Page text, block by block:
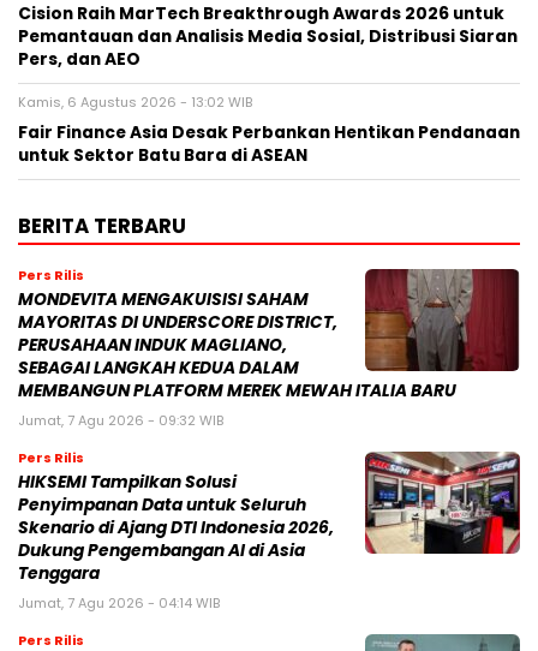
Cision Raih MarTech Breakthrough Awards 2026 untuk
Pemantauan dan Analisis Media Sosial, Distribusi Siaran
Pers, dan AEO
Kamis, 6 Agustus 2026 - 13:02 WIB
Fair Finance Asia Desak Perbankan Hentikan Pendanaan
untuk Sektor Batu Bara di ASEAN
BERITA TERBARU
Pers Rilis
MONDEVITA MENGAKUISISI SAHAM
MAYORITAS DI UNDERSCORE DISTRICT,
PERUSAHAAN INDUK MAGLIANO,
SEBAGAI LANGKAH KEDUA DALAM
MEMBANGUN PLATFORM MEREK MEWAH ITALIA BARU
Jumat, 7 Agu 2026 - 09:32 WIB
Pers Rilis
HIKSEMI Tampilkan Solusi
Penyimpanan Data untuk Seluruh
Skenario di Ajang DTI Indonesia 2026,
Dukung Pengembangan AI di Asia
Tenggara
Jumat, 7 Agu 2026 - 04:14 WIB
Pers Rilis